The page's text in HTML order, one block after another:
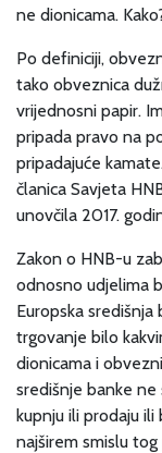
ne dionicama.
Po definiciji,
tako obveznica
vrijednosni papir.
pripada pravo na
pripadajuće
članica Savjeta
unovčila 2017.
Zakon o HNB-u
odnosno udjelima
Europska
trgovanje bilo
dionicama i
središnje banke ne
kupnju ili prodaju
najširem smislu